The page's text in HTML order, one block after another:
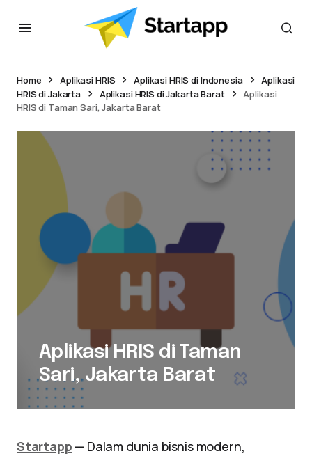
Home Aplikasi HRIS Aplikasi HRIS di Indonesia
Aplikasi
HRIS di Jakarta
Aplikasi HRIS di Jakarta Barat
Aplikasi
HRIS di Taman Sari, Jakarta Barat
Aplikasi HRIS di Taman
Sari, Jakarta Barat
Startapp — Dalam dunia bisnis modern,